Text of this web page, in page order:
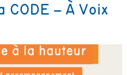
CODE – À Voix